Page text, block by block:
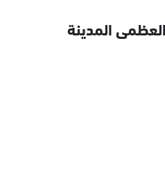
المدينة